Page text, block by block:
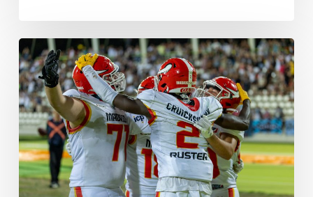
Week
11
Duell
um
Playoffs:
Madrid
Bravos
treffen